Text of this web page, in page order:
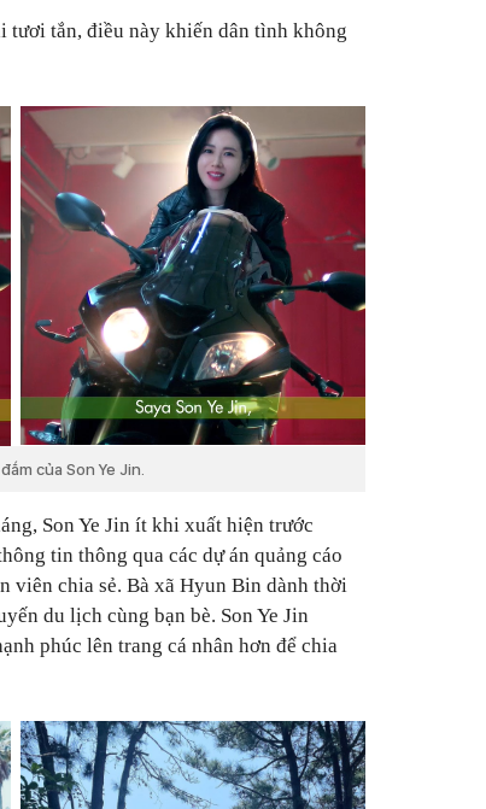
tươi tắn, điều này khiến dân tình không
của Son Ye Jin.
Son Ye Jin ít khi xuất hiện trước
tin thông qua các dự án quảng cáo
viên chia sẻ. Bà xã Hyun Bin dành thời
du lịch cùng bạn bè. Son Ye Jin
phúc lên trang cá nhân hơn để chia